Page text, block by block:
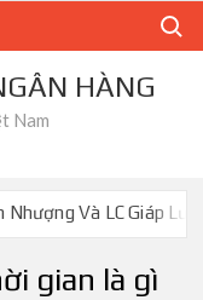
HÀNG
Nam
Và LC Giáp Lưng
gian là gì